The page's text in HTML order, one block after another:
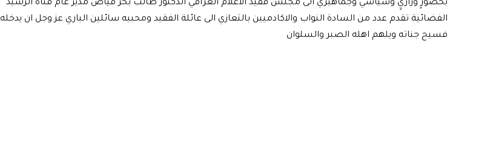
بحضورٍ وزاريٍ وسياسي وجماهيري الى مجلس فقيد الاعلام العراقي الدكتور طالب بحر فياض مدير عام قناة الرشيد
الفضائية تقدم عدد من السادة النواب والاكادميين بالتعازي الى عائلة الفقيد ومحبيه سائلين الباري عز وجل ان يدخله
فسيح جناته ويلهم اهله الصبر والسلوان